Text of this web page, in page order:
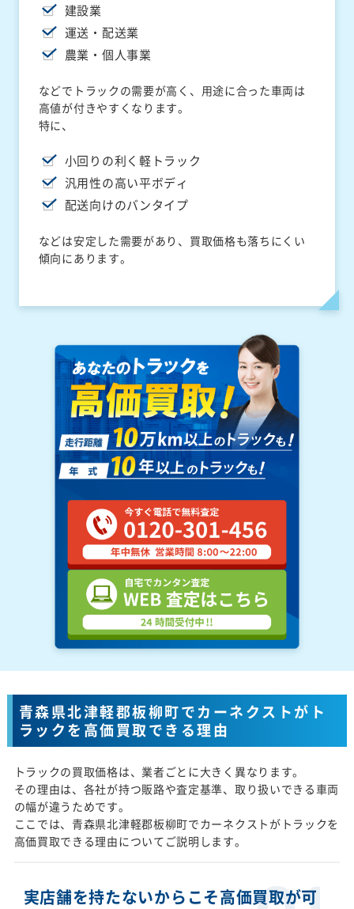
建設業
運送・配送業
農業・個人事業
などでトラックの需要が高く、用途に合った車両は
高値が付きやすくなります。
特に、
小回りの利く軽トラック
汎用性の高い平ボディ
配送向けのバンタイプ
などは安定した需要があり、買取価格も落ちにくい
傾向にあります。
青森県北津軽郡板柳町でカーネクストがト
ラックを高価買取できる理由
トラックの買取価格は、業者ごとに大きく異なります。
その理由は、各社が持つ販路や査定基準、取り扱いできる車両
の幅が違うためです。
ここでは、青森県北津軽郡板柳町でカーネクストがトラックを
高価買取できる理由についてご説明します。
実店舗を持たないからこそ高価買取が可